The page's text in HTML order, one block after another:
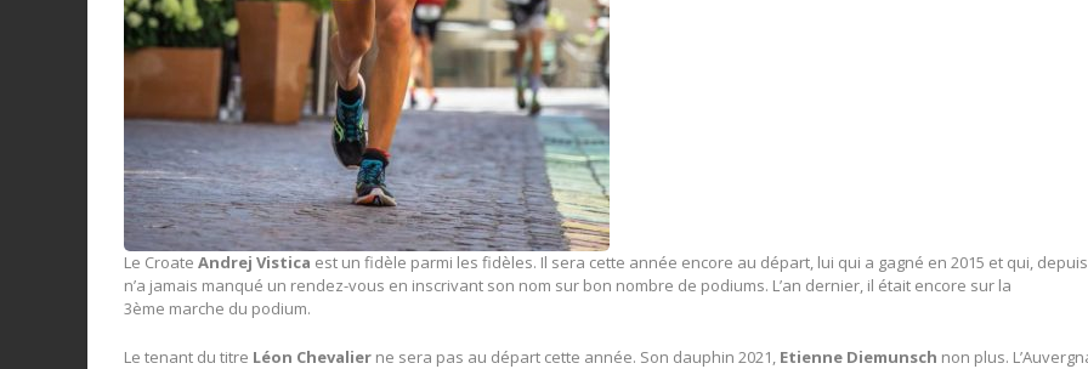
Le CroateAndrej Vistica est un fidèle parmi les fidèles. Il sera cette année encore au départ, lui qui a gagné en 2015 et qui,
n’a jamais manqué un rendez-vous en inscrivant son nom sur bon nombre de podiums. L’an dernier, il était encore sur la
3ème marche du podium.
Le tenant du titre Léon Chevalier ne sera pas au départ cette année. Son dauphin 2021, Etienne Diemunsch non plus.